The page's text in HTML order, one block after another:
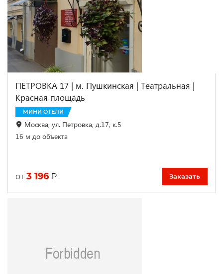
ПЕТРОВКА 17 | м. Пушкинская | Театральная |
Красная площадь
МИНИ ОТЕЛИ
Москва, ул. Петровка, д.17, к.5
16 м до объекта
от 3 196 ₽ Заказать